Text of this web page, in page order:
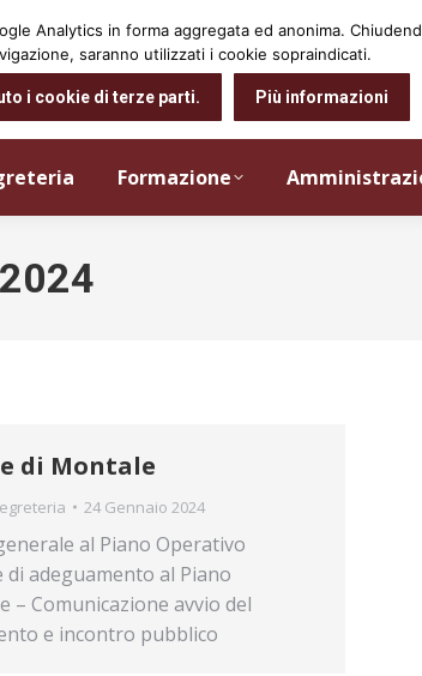
Formazione
di Montale
24 Gennaio 2024
al Piano Operativo
di adeguamento al Piano
– Comunicazione avvio del
e incontro pubblico
Analytics in forma aggregata ed anonima.
saranno utilizzati i cookie sopraindicati.
i cookie di terze parti. Più informazioni